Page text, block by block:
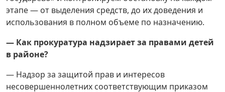
этапе — от выделения средств, до их доведения и
использования в полном объеме по назначению.
— Как прокуратура надзирает за правами детей
в районе?
— Надзор за защитой прав и интересов
несовершеннолетних соответствующим приказом